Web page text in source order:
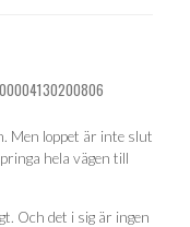
Men loppet är inte slut
hela vägen till
Och det i sig är ingen